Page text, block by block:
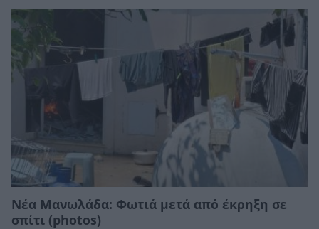
Νέα Μανωλάδα: Φωτιά μετά από έκρηξη σε
σπίτι (photos)